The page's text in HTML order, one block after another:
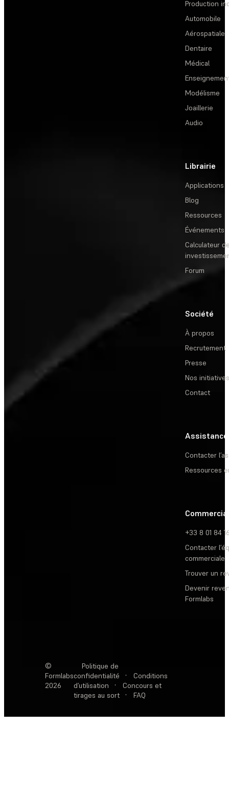
Production
Automobile
Aérospatiale
Dentaire
Médical
Modélisme
Joaillerie
Audio
Librairie
Applications
Blog
Ressources
Événements
Calculateur
Forum
Société
À propos
Recrutement
Presse
Nos initiatives
Contact
Assistance
Contacter
Ressources
Commercial
+33 8 01 84
Contacter
commerciale
Trouver un
Devenir
Formlabs
©
Formlabs
2026
Politique de
confidentialité
·
Conditions
d’utilisation
·
Concours et
tirages au sort
· FAQ